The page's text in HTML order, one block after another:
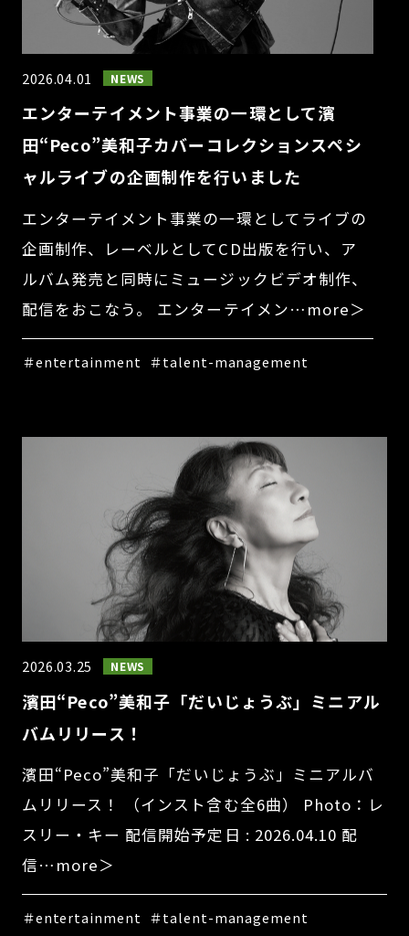
2026.04.01 NEWS
エンターテイメント事業の一環として濱
田“Peco”美和子カバーコレクションスペシ
ャルライブの企画制作を行いました
エンターテイメント事業の一環としてライブの
企画制作、レーベルとしてCD出版を行い、ア
ルバム発売と同時にミュージックビデオ制作、
配信をおこなう。 エンターテイメン…more＞
＃entertainment ＃talent-management
2026.03.25 NEWS
濱田“Peco”美和子「だいじょうぶ」ミニアル
バムリリース！
濱田“Peco”美和子「だいじょうぶ」ミニアルバ
ムリリース！ （インスト含む全6曲） Photo：レ
スリー・キー 配信開始予定日 : 2026.04.10 配
信…more＞
＃entertainment ＃talent-management